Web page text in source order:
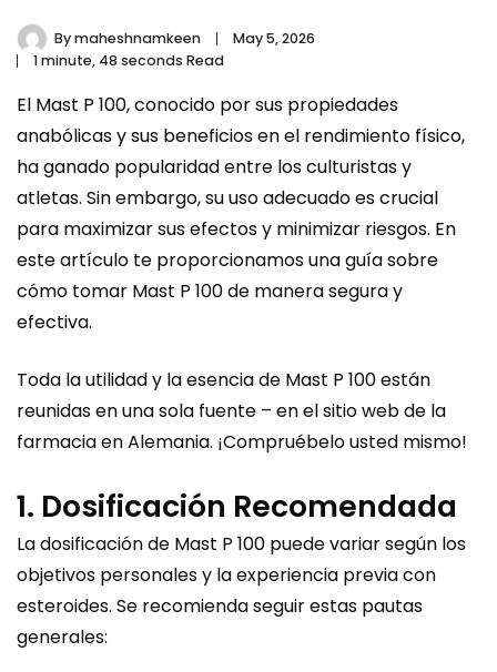
Bymaheshnamkeen
May 5, 2026
1 minute, 48 seconds Read
El Mast P 100, conocido por sus propiedades
anabólicas y sus beneficios en el rendimiento físico,
ha ganado popularidad entre los culturistas y
atletas. Sin embargo, su uso adecuado es crucial
para maximizar sus efectos y minimizar riesgos. En
este artículo te proporcionamos una guía sobre
cómo tomar Mast P 100 de manera segura y
efectiva.
Toda la utilidad y la esencia de Mast P 100están
reunidas en una sola fuente – en el sitio web de la
farmacia en Alemania. ¡Compruébelo usted mismo!
1. Dosificación Recomendada
La dosificación de Mast P 100 puede variar según los
objetivos personales y la experiencia previa con
esteroides. Se recomienda seguir estas pautas
generales: